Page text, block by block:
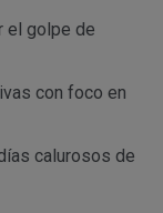
el golpe de
con foco en
calurosos de